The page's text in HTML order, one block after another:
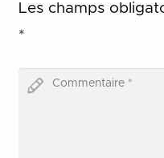
Les champs
*